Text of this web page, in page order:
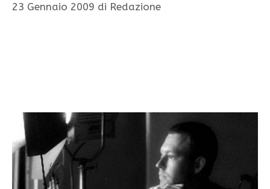
23 Gennaio 2009 di Redazione